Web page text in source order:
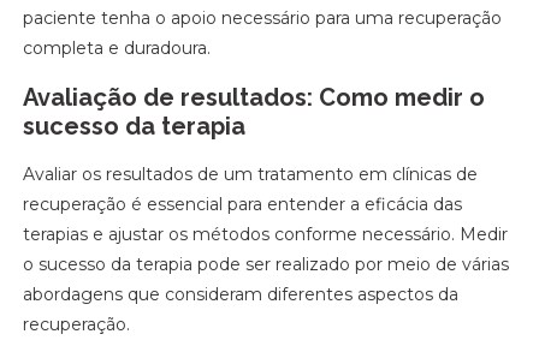
paciente tenha o apoio necessário para uma recuperação
completa e duradoura.
Avaliação de resultados: Como medir o
sucesso da terapia
Avaliar os resultados de um tratamento em clínicas de
recuperação é essencial para entender a eficácia das
terapias e ajustar os métodos conforme necessário. Medir
o sucesso da terapia pode ser realizado por meio de várias
abordagens que consideram diferentes aspectos da
recuperação.